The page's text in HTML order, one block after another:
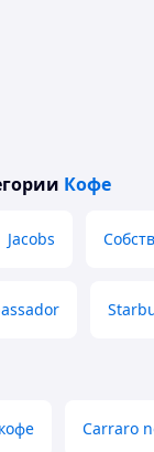
Кофе
Jacobs
Carraro